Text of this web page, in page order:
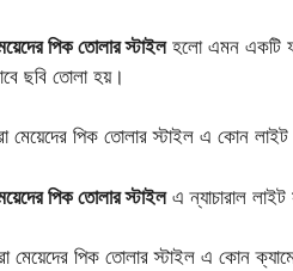
পিক তোলার স্টাইলহলো এমন একটি
ছবি তোলা হয়।
মেয়েদের পিক তোলার স্টাইল এ কোন
পিক তোলার স্টাইলএ ন্যাচারাল
মেয়েদের পিক তোলার স্টাইল এ কোন